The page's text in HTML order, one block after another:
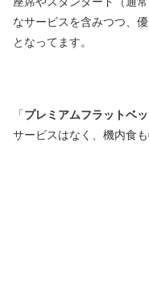
なサービスを含みつつ、
となってます。
「プレミアムフラットベ
サービスはなく、機内食